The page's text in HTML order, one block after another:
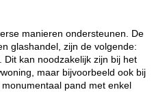
manieren ondersteunen. De
glashandel, zijn de volgende:
Dit kan noodzakelijk zijn bij het
maar bijvoorbeeld ook bij
pand met enkel